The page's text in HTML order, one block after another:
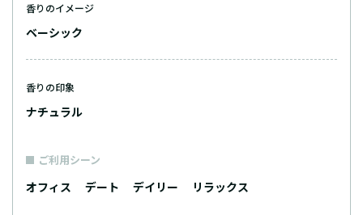
香りのイメージ
ベーシック
香りの印象
ナチュラル
ご利用シーン
オフィス デート デイリー リラックス